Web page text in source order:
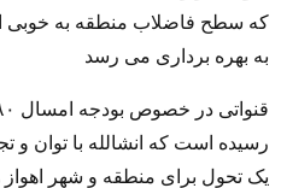
که سطح فاضلاب منطقه به خوبی
به بهره برداری می رسد
رسیده است که انشالله با توان و
یک تحول برای منطقه و شهر